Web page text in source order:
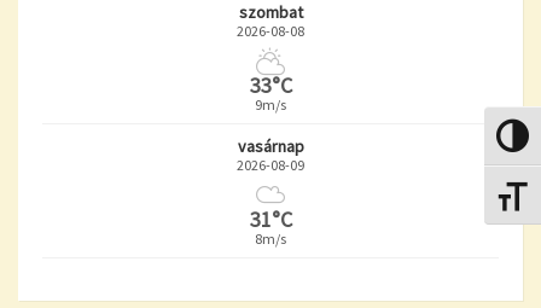
szombat
2026-08-08
33°C
9m/s
vasárnap
2026-08-09
31°C
8m/s